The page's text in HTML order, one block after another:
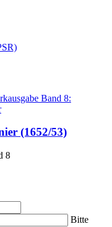
(1652/53)
8
Bitte